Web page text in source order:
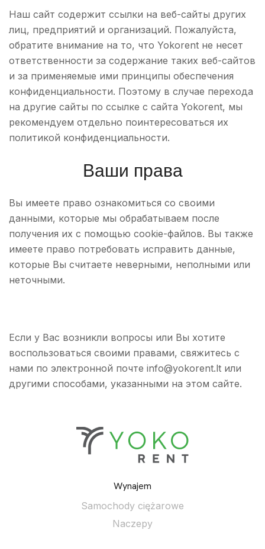
Наш сайт содержит ссылки на веб-сайты других
лиц, предприятий и организаций. Пожалуйста,
обратите внимание на то, что Yokorent не несет
ответственности за содержание таких веб-сайтов
и за применяемые ими принципы обеспечения
конфиденциальности. Поэтому в случае перехода
на другие сайты по ссылке с сайта Yokorent, мы
рекомендуем отдельно поинтересоваться их
политикой конфиденциальности.
Ваши права
Вы имеете право ознакомиться со своими
данными, которые мы обрабатываем после
получения их с помощью cookie-файлов. Вы также
имеете право потребовать исправить данные,
которые Вы считаете неверными, неполными или
неточными.
Если у Вас возникли вопросы или Вы хотите
воспользоваться своими правами, свяжитесь с
нами по электронной почте info@yokorent.lt или
другими способами, указанными на этом сайте.
Wynajem
Samochody ciężarowe
Naczepy